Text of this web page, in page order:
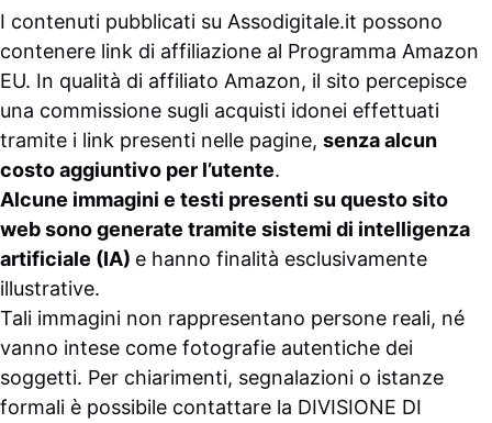
I contenuti pubblicati su Assodigitale.it possono
contenere link di affiliazione al Programma Amazon
EU. In qualità di affiliato Amazon, il sito percepisce
una commissione sugli acquisti idonei effettuati
tramite i link presenti nelle pagine, senza alcun
costo aggiuntivo per l’utente.
Alcune immagini e testi presenti su questo sito
web sono generate tramite sistemi di intelligenza
artificiale (IA) e hanno finalità esclusivamente
illustrative.
Tali immagini non rappresentano persone reali, né
vanno intese come fotografie autentiche dei
soggetti. Per chiarimenti, segnalazioni o istanze
formali è possibile contattare la DIVISIONE DI